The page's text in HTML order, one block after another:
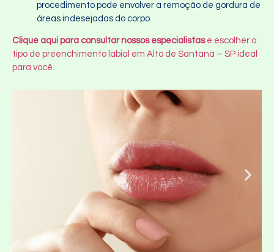
procedimento pode envolver a remoção de gordura de
áreas indesejadas do corpo.
Clique aqui para consultar nossos especialistase escolher o
tipo de preenchimento labial em Alto de Santana – SP ideal
para você.